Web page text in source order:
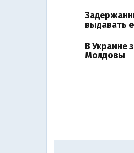
выдавать
В Украине
Молдовы